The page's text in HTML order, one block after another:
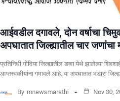
आईवडील दगावले, दोन वर्षाचा
अपघातात जिल्ह्यातील चार जणांचा
प्रतिनिधी गोंदिया जिल्ह्यातील डव्वा येथे झालेल्या
आप्तस्वकीयांना गमावले आहे. या अपघातात भंडारा
By mnewsmarathi Nov 30,